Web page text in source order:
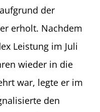
der
erholt. Nachdem
Leistung im Juli
wieder in die
war, legte er im
den